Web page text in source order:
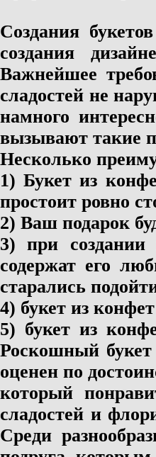
Создания
создания
Важнейшее
сладостей не
намного
вызывают такие
Несколько
1) Букет из
простоит ровно
2) Ваш подарок
3) при создании
содержат его
старались
4) букет из
5) букет из
Роскошный букет
оценен по
который
сладостей и
Среди